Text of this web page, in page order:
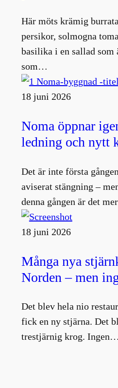
Här möts krämig
persikor, solmogna
basilika i en sallad som
som…
18 juni 2026
Noma öppnar
ledning och nytt
Det är inte första
aviserat stängning –
denna gången är det
18 juni 2026
Många nya
Norden – men
Det blev hela nio
fick en ny stjärna. Det
trestjärnig krog. Ingen…